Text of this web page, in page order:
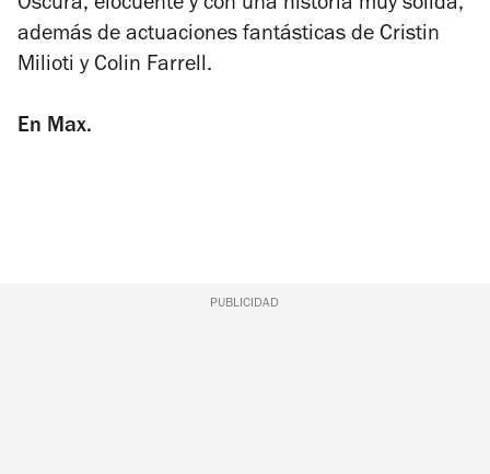
Oscura, elocuente y con una historia muy sólida,
además de actuaciones fantásticas de Cristin
Milioti y Colin Farrell.
En Max.
PUBLICIDAD